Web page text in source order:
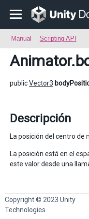
Manual Scripting API
Animator
publicVector3
Descripción
La posición del centro de
La posición está en el
este valor desde una
Copyright © 2023 Unity
Technologies